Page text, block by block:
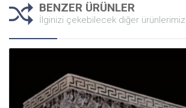
BENZER ÜRÜNLER
İlginizi çekebilecek diğer ürünlerimiz